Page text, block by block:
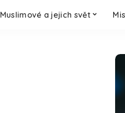
Muslimové a jejich svět